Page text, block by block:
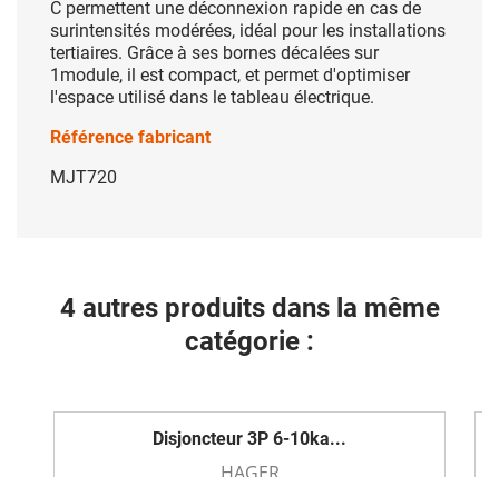
C permettent une déconnexion rapide en cas de
surintensités modérées, idéal pour les installations
tertiaires. Grâce à ses bornes décalées sur
1module, il est compact, et permet d'optimiser
l'espace utilisé dans le tableau électrique.
Référence fabricant
MJT720
4 autres produits dans la même
catégorie :
Disjoncteur 3P 6-10ka...